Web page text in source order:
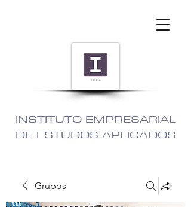
INSTITUTO EMPRESARIAL
DE ESTUDOS APLICADOS
Grupos